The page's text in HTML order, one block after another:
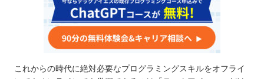
これからの時代に絶対必要なプログラミングスキルをオフライ